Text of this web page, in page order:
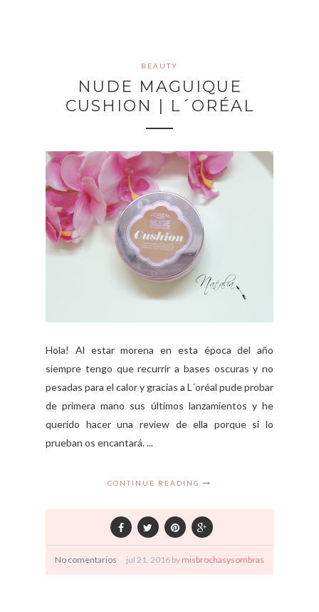
BEAUTY
NUDE MAGUIQUE
CUSHION | L´ORÉAL
Hola! Al estar morena en esta época del año
siempre tengo que recurrir a bases oscuras y no
pesadas para el calor y gracias a L´oréal pude probar
de primera mano sus últimos lanzamientos y he
querido hacer una review de ella porque si lo
prueban os encantará. ...
CONTINUE READING
No comentarios jul 21, 2016 by misbrochasysombras